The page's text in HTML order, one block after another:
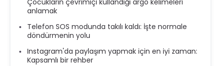
Çocukların çevrimiçi kullandığı argo kelimeleri
anlamak
Telefon SOS modunda takılı kaldı: İşte normale
döndürmenin yolu
Instagram'da paylaşım yapmak için en iyi zaman:
Kapsamlı bir rehber